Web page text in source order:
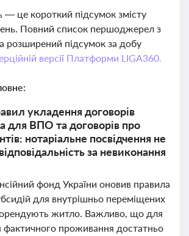
— це короткий підсумок змісту
Повний список першоджерел з
розширений підсумок за добу
версії Платформи LIGA360.
укладення договорів
для ВПО та договорів про
нотаріальне посвідчення не
за невиконання
фонд України оновив правила
для внутрішньо переміщених
орендують житло. Важливо, що для
фактичного проживання достатньо